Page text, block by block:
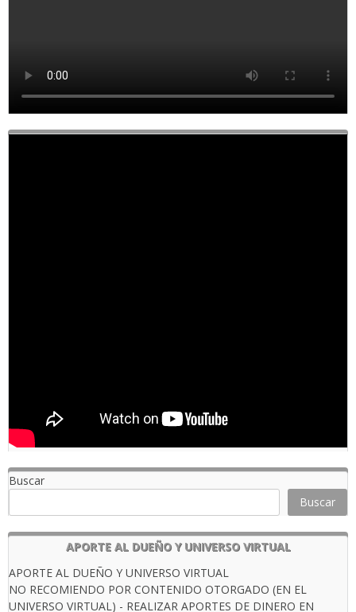
Buscar
Buscar
APORTE AL DUEÑO Y UNIVERSO VIRTUAL
APORTE AL DUEÑO Y UNIVERSO VIRTUAL
NO RECOMIENDO POR CONTENIDO OTORGADO (EN EL
UNIVERSO VIRTUAL) - REALIZAR APORTES DE DINERO EN